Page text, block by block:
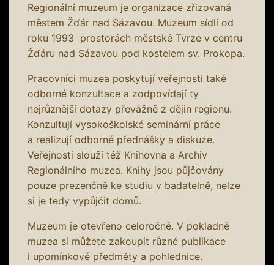
Regionální muzeum je organizace zřizovaná
městem Žďár nad Sázavou. Muzeum sídlí od
roku 1993 prostorách městské Tvrze v centru
Žďáru nad Sázavou pod kostelem sv. Prokopa.
Pracovníci muzea poskytují veřejnosti také
odborné konzultace a zodpovídají ty
nejrůznější dotazy převážně z dějin regionu.
Konzultují vysokoškolské seminární práce
a realizují odborné přednášky a diskuze.
Veřejnosti slouží též Knihovna a Archiv
Regionálního muzea. Knihy jsou půjčovány
pouze prezenčně ke studiu v badatelně, nelze
si je tedy vypůjčit domů.
Muzeum je otevřeno celoročně. V pokladně
muzea si můžete zakoupit různé publikace
i upomínkové předměty a pohlednice.